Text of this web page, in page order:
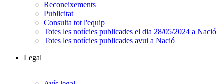
Reconeixements
Publicitat
Consulta tot l'equip
Totes les notícies publicades el dia 28/05/2024 a Nació
Totes les notícies publicades avui a Nació
Legal